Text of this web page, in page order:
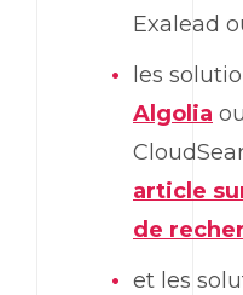
Exalead
les
Algolia
article
de
et les